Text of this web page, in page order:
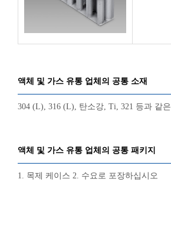
액체 및 가스 유통 업체의 공통 소재
304 (L), 316 (L), 탄소강, Ti, 321 등과 같
액체 및 가스 유통 업체의 공통 패키지
1. 목제 케이스 2. 수요로 포장하십시오